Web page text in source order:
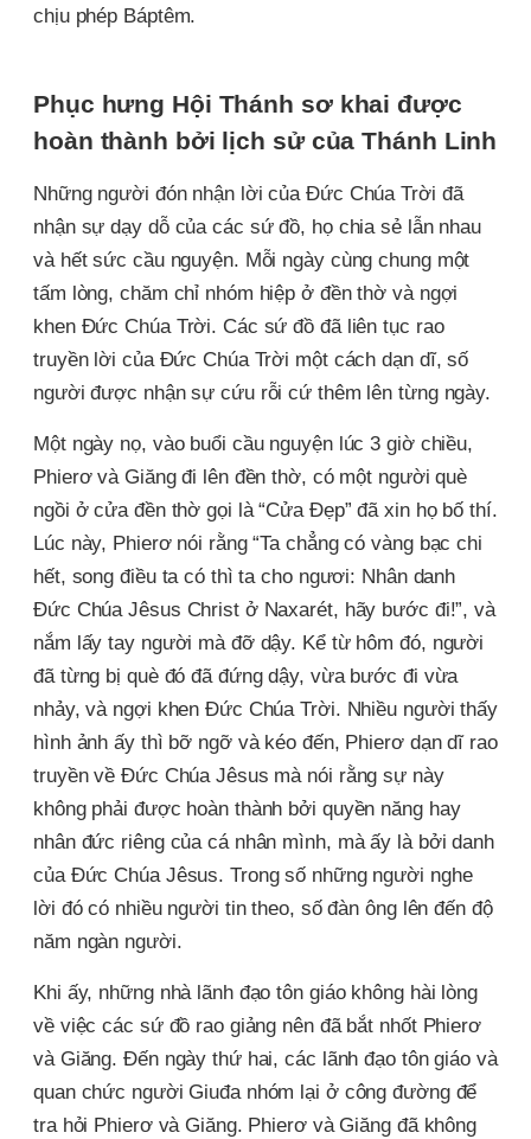
chịu phép Báptêm.
Phục hưng Hội Thánh sơ khai được
hoàn thành bởi lịch sử của Thánh Linh
Những người đón nhận lời của Đức Chúa Trời đã
nhận sự dạy dỗ của các sứ đồ, họ chia sẻ lẫn nhau
và hết sức cầu nguyện. Mỗi ngày cùng chung một
tấm lòng, chăm chỉ nhóm hiệp ở đền thờ và ngợi
khen Đức Chúa Trời. Các sứ đồ đã liên tục rao
truyền lời của Đức Chúa Trời một cách dạn dĩ, số
người được nhận sự cứu rỗi cứ thêm lên từng ngày.
Một ngày nọ, vào buổi cầu nguyện lúc 3 giờ chiều,
Phierơ và Giăng đi lên đền thờ, có một người què
ngồi ở cửa đền thờ gọi là “Cửa Đẹp” đã xin họ bố thí.
Lúc này, Phierơ nói rằng “Ta chẳng có vàng bạc chi
hết, song điều ta có thì ta cho ngươi: Nhân danh
Đức Chúa Jêsus Christ ở Naxarét, hãy bước đi!”, và
nắm lấy tay người mà đỡ dậy. Kể từ hôm đó, người
đã từng bị què đó đã đứng dậy, vừa bước đi vừa
nhảy, và ngợi khen Đức Chúa Trời. Nhiều người thấy
hình ảnh ấy thì bỡ ngỡ và kéo đến, Phierơ dạn dĩ rao
truyền về Đức Chúa Jêsus mà nói rằng sự này
không phải được hoàn thành bởi quyền năng hay
nhân đức riêng của cá nhân mình, mà ấy là bởi danh
của Đức Chúa Jêsus. Trong số những người nghe
lời đó có nhiều người tin theo, số đàn ông lên đến độ
năm ngàn người.
Khi ấy, những nhà lãnh đạo tôn giáo không hài lòng
về việc các sứ đồ rao giảng nên đã bắt nhốt Phierơ
và Giăng. Đến ngày thứ hai, các lãnh đạo tôn giáo và
quan chức người Giuđa nhóm lại ở công đường để
tra hỏi Phierơ và Giăng. Phierơ và Giăng đã không